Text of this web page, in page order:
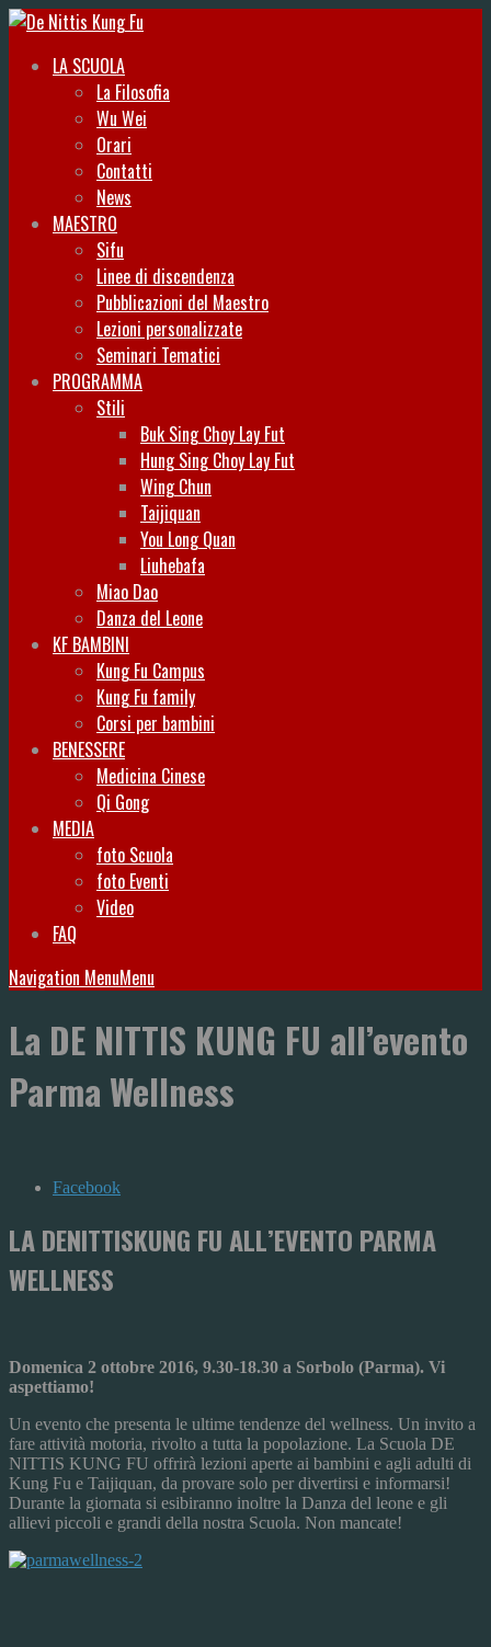
LA SCUOLA
La Filosofia
Wu Wei
Orari
Contatti
News
MAESTRO
Sifu
Linee di discendenza
Pubblicazioni del Maestro
Lezioni personalizzate
Seminari Tematici
PROGRAMMA
Stili
Buk Sing Choy Lay Fut
Hung Sing Choy Lay Fut
Wing Chun
Taijiquan
You Long Quan
Liuhebafa
Miao Dao
Danza del Leone
KF BAMBINI
Kung Fu Campus
Kung Fu family
Corsi per bambini
BENESSERE
Medicina Cinese
Qi Gong
MEDIA
foto Scuola
foto Eventi
Video
FAQ
Navigation MenuMenu
La DE NITTIS KUNG FU all’evento
Parma Wellness
Facebook
LA DENITTISKUNG FU ALL’EVENTO PARMA
WELLNESS
Domenica 2 ottobre 2016, 9.30-18.30 a Sorbolo (Parma). Vi
aspettiamo!
Un evento che presenta le ultime tendenze del wellness. Un invito a
fare attività motoria, rivolto a tutta la popolazione. La Scuola DE
NITTIS KUNG FU offrirà lezioni aperte ai bambini e agli adulti di
Kung Fu e Taijiquan, da provare solo per divertirsi e informarsi!
Durante la giornata si esibiranno inoltre la Danza del leone e gli
allievi piccoli e grandi della nostra Scuola. Non mancate!